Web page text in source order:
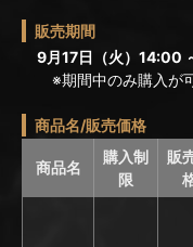
販売期間
9月17日（火）14:00
※期間中のみ購入が可
商品名/販売価格
商品名
購入制
限
販